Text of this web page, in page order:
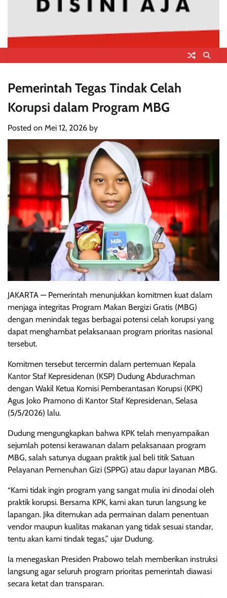
Pemerintah Tegas Tindak Celah
Korupsi dalam Program MBG
Posted on Mei 12, 2026 by
JAKARTA — Pemerintah menunjukkan komitmen kuat dalam
menjaga integritas Program Makan Bergizi Gratis (MBG)
dengan menindak tegas berbagai potensi celah korupsi yang
dapat menghambat pelaksanaan program prioritas nasional
tersebut.
Komitmen tersebut tercermin dalam pertemuan Kepala
Kantor Staf Kepresidenan (KSP) Dudung Abdurachman
dengan Wakil Ketua Komisi Pemberantasan Korupsi (KPK)
Agus Joko Pramono di Kantor Staf Kepresidenan, Selasa
(5/5/2026) lalu.
Dudung mengungkapkan bahwa KPK telah menyampaikan
sejumlah potensi kerawanan dalam pelaksanaan program
MBG, salah satunya dugaan praktik jual beli titik Satuan
Pelayanan Pemenuhan Gizi (SPPG) atau dapur layanan MBG.
“Kami tidak ingin program yang sangat mulia ini dinodai oleh
praktik korupsi. Bersama KPK, kami akan turun langsung ke
lapangan. Jika ditemukan ada permainan dalam penentuan
vendor maupun kualitas makanan yang tidak sesuai standar,
tentu akan kami tindak tegas,” ujar Dudung.
Ia menegaskan Presiden Prabowo telah memberikan instruksi
langsung agar seluruh program prioritas pemerintah diawasi
secara ketat dan transparan.